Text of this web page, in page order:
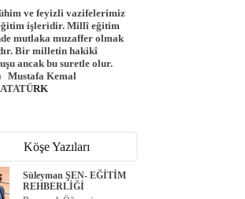
ve feyizli vazifelerimiz
işleridir. Millî eğitim
mutlaka muzaffer olmak
Bir milletin hakikî
ancak bu suretle olur.
Mustafa Kemal
RK
Köşe Yazıları
Süleyman ŞEN- EĞİTİM
REHBERLİĞİ